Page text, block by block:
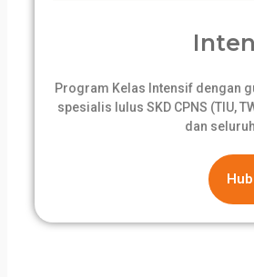
Program Kelas Intensif dengan
spesialis lulus SKD CPNS (TIU,
dan